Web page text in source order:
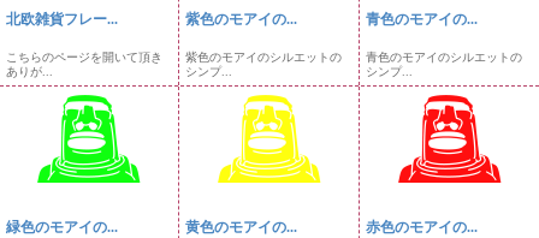
北欧雑貨フレー...
こちらのページを開いて頂き
ありが...
紫色のモアイの...
紫色のモアイのシルエットの
シンプ...
青色のモアイの...
青色のモアイのシルエットの
シンプ...
緑色のモアイの... 黄色のモアイの... 赤色のモアイの...